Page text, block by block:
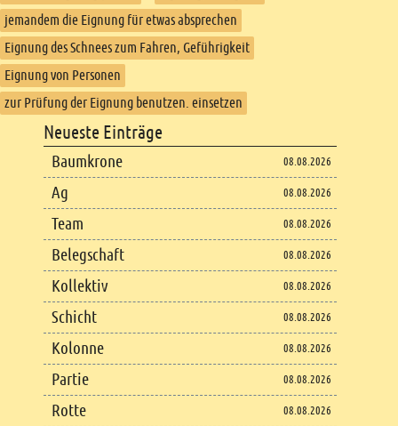
jemandem die Eignung für etwas absprechen
Eignung des Schnees zum Fahren, Geführigkeit
Eignung von Personen
zur Prüfung der Eignung benutzen. einsetzen
Footer content
Neueste Einträge
Baumkrone 08.08.2026
Ag 08.08.2026
Team 08.08.2026
Belegschaft 08.08.2026
Kollektiv 08.08.2026
Schicht 08.08.2026
Kolonne 08.08.2026
Partie 08.08.2026
Rotte 08.08.2026